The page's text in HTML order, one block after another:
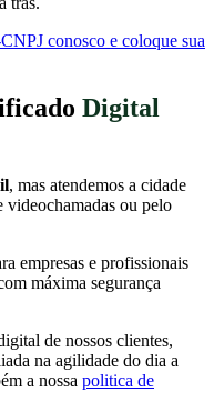
conosco e coloque sua
Digital
, mas atendemos a cidade
videochamadas ou pelo
empresas e profissionais
máxima segurança
de nossos clientes,
na agilidade do dia a
a nossa politica de